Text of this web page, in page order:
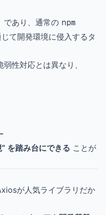
であり、通常の npm
て開発環境に侵入するタ
性対応とは異なり、
を踏み台にできる ことが
が人気ライブラリだか